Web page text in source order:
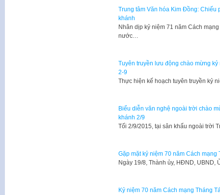
Trung tâm Văn hóa Kim Đồng: Chiếu
khánh
Nhân dịp kỷ niệm 71 năm Cách
nước…
Tuyên truyền lưu động chào mừng
2-9
​Thực hiện kế hoạch tuyên truyền kỷ
Biểu diễn văn nghệ ngoài trời chào
khánh 2/9
​Tối 2/9/2015, tại sân khấu ngoài trời
Gặp mặt kỷ niệm 70 năm Cách mạng
​Ngày 19/8, Thành ủy, HĐND,
Kỷ niệm 70 năm Cách mạng Tháng